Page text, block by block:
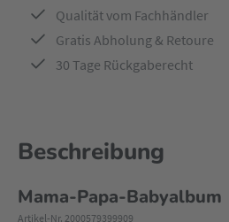
Qualität vom Fachhändler
Gratis Abholung & Retoure
30 Tage Rückgaberecht
Beschreibung
Mama-Papa-Babyalbum
Artikel-Nr. 2000579399909